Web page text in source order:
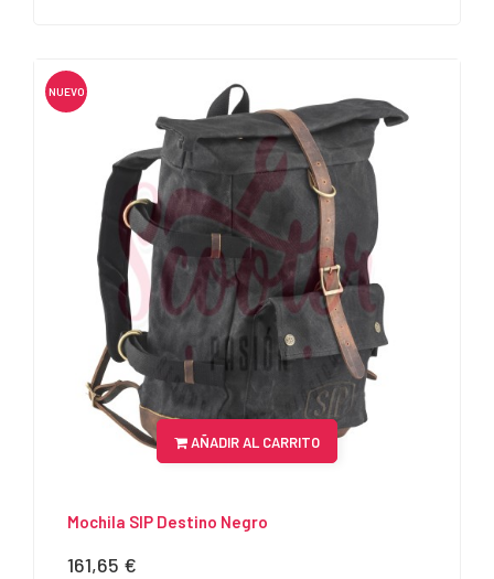
NUEVO
AÑADIR AL CARRITO
Mochila SIP Destino Negro
Precio
161,65 €